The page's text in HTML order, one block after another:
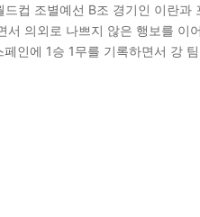
컵 조별예선 B조 경기인 이란과
의외로 나쁘지 않은 행보를 이
인에 1승 1무를 기록하면서 강